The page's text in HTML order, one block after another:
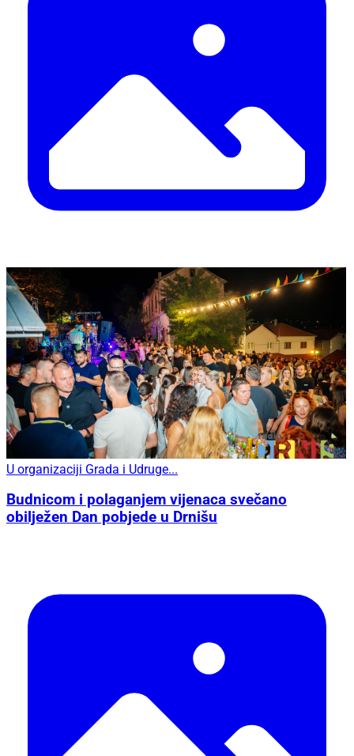
U organizaciji Grada i Udruge...
Budnicom i polaganjem vijenaca svečano
obilježen Dan pobjede u Drnišu